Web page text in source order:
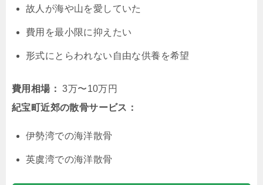
故人が海や山を愛していた
費用を最小限に抑えたい
形式にとらわれない自由な供養を希望
費用相場： 3万〜10万円
紀宝町近郊の散骨サービス：
伊勢湾での海洋散骨
英虞湾での海洋散骨